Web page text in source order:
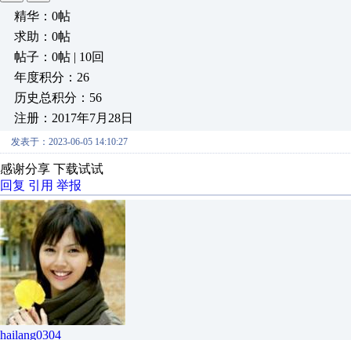
精华：0帖
求助：0帖
帖子：0帖 | 10回
年度积分：26
历史总积分：56
注册：2017年7月28日
发表于：2023-06-05 14:10:27
感谢分享 下载试试
回复 引用 举报
hailang0304